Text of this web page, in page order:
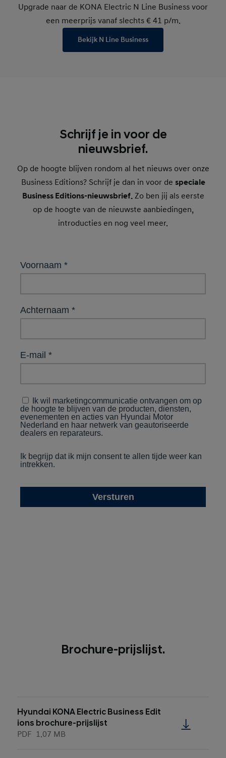
Upgrade naar de KONA Electric N Line Business voor
een meerprijs vanaf slechts € 41 p/m.
Bekijk N Line Business
Schrijf je in voor de
nieuwsbrief.
Op de hoogte blijven rondom al het nieuws over onze
Business Editions? Schrijf je dan in voor de speciale
Business Editions-nieuwsbrief.Zo ben jij als eerste
op de hoogte van de nieuwste aanbiedingen,
introducties en nog veel meer.
Brochure-prijslijst.
Hyundai KONA Electric Business Edit
ions brochure-prijslijst
PDF 1.07 MB